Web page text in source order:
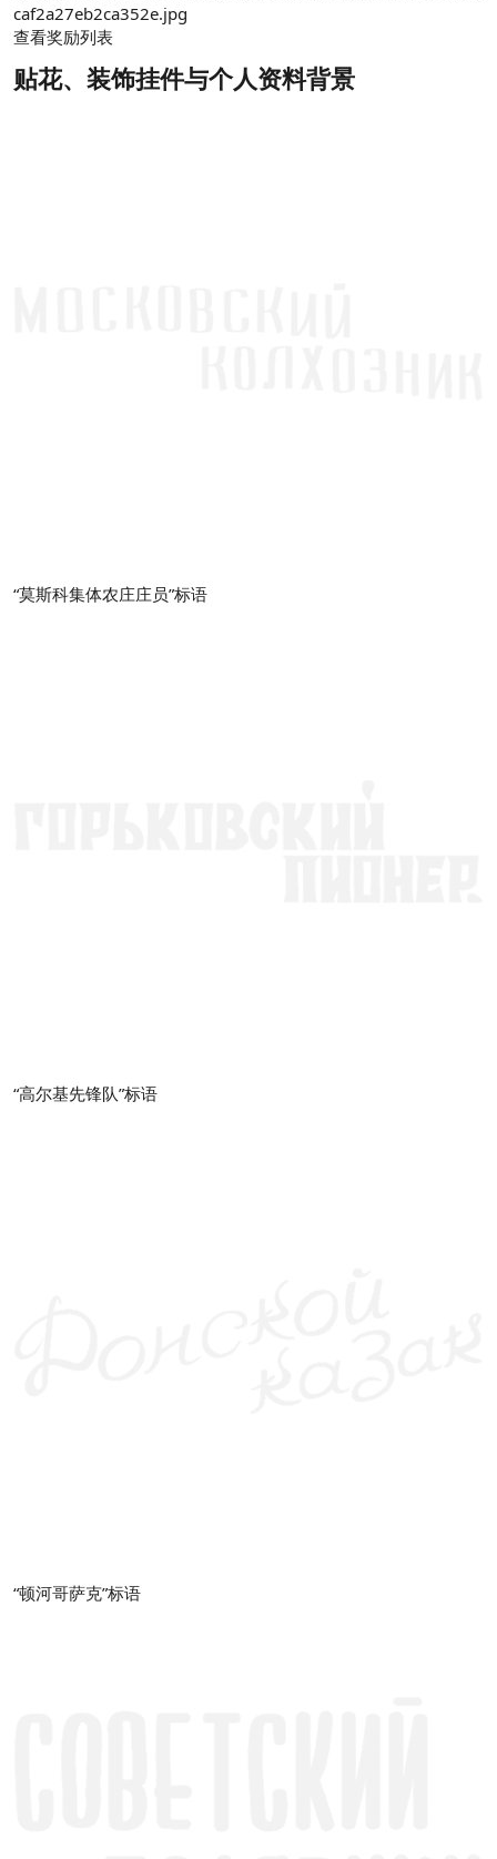
查看奖励列表
贴花、装饰挂件与个人资料背景​
“莫斯科集体农庄庄员”标语
“高尔基先锋队”标语
“顿河哥萨克”标语